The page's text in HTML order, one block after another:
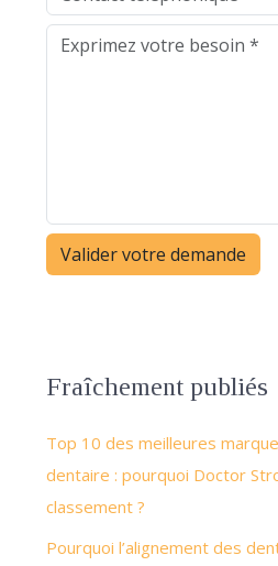
Fraîchement publiés
Top 10 des meilleures
dentaire : pourquoi Doctor
classement ?
Pourquoi l’alignement des